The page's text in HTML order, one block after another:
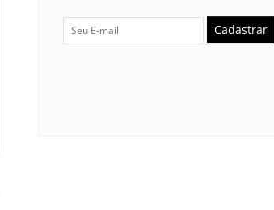
Cadastrar